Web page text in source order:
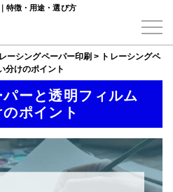
特徴・用途・選び方
レーシングペーパー印刷 > トレーシングペ
分けのポイント
パーと透明フィルム
ポイント